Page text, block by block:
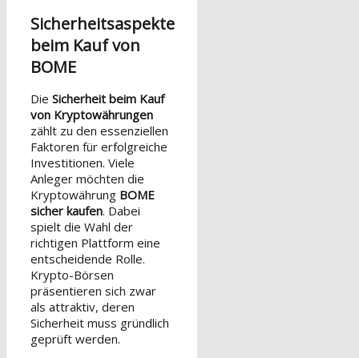
Sicherheitsaspekte
beim Kauf von
BOME
Die Sicherheit beim Kauf
von Kryptowährungen
zählt zu den essenziellen
Faktoren für erfolgreiche
Investitionen. Viele
Anleger möchten die
Kryptowährung BOME
sicher kaufen. Dabei
spielt die Wahl der
richtigen Plattform eine
entscheidende Rolle.
Krypto-Börsen
präsentieren sich zwar
als attraktiv, deren
Sicherheit muss gründlich
geprüft werden.